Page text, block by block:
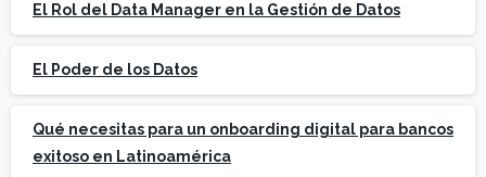
El Rol del Data Manager en la Gestión de Datos
El Poder de los Datos
Qué necesitas para un onboarding digital para bancos
exitoso en Latinoamérica